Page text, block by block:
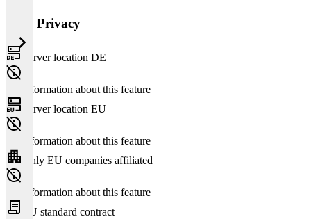
Data Privacy
Server location DE
No information about this feature
Server location EU
No information about this feature
Only EU companies affiliated
No information about this feature
EU standard contract